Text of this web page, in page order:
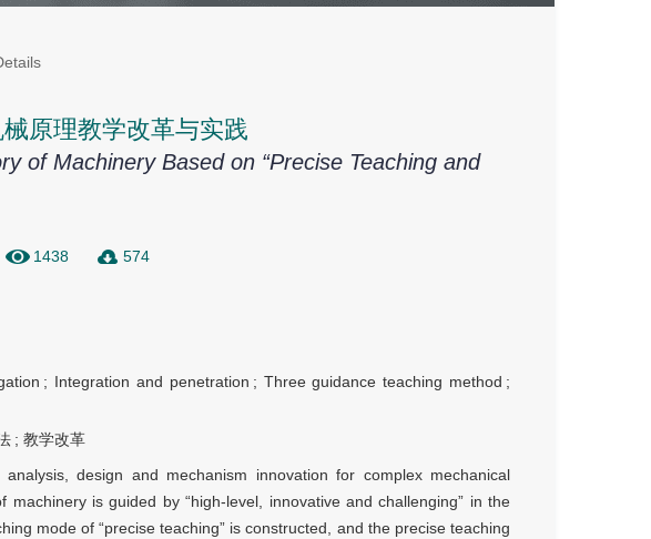
原理教学改革与实践
of Machinery Based on “Precise Teaching and
1438 574
; Integration and penetration ; Three guidance teaching method ;
;教学改革
design and mechanism innovation for complex mechanical
is guided by “high-level, innovative and challenging” in the
mode of “precise teaching” is constructed, and the precise teaching